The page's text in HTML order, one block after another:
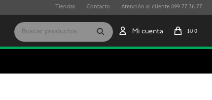
$U 0
Tiendas Contacto Atención al cliente 099 77 36 77